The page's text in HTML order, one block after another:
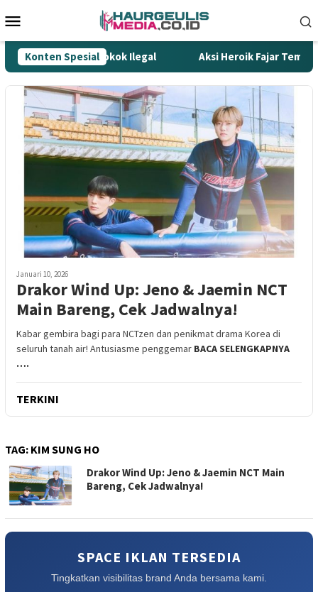
ke
Mobile
Konten Spesial
Gempur Rokok Ilegal Aksi Heroik Fajar
Januari 10, 2026
Drakor Wind Up: Jeno & Jaemin NCT
Main Bareng, Cek Jadwalnya!
Kabar gembira bagi para NCTzen dan penikmat drama Korea di
seluruh tanah air! Antusiasme penggemar BACA SELENGKAPNYA
….
TERKINI
TAG: KIM SUNG HO
Drakor Wind Up: Jeno & Jaemin NCT Main
Bareng, Cek Jadwalnya!
SPACE IKLAN TERSEDIA
Tingkatkan visibilitas brand Anda bersama kami.